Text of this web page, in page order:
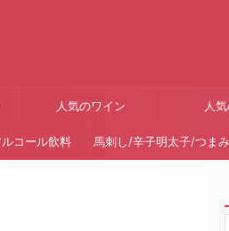
人気のワイン 人
ルコール飲料 馬刺し/辛子明太子/つまみ